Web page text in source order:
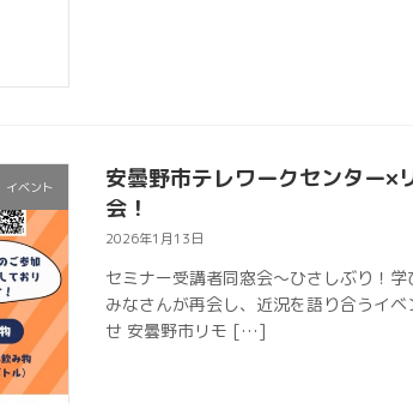
イベント
安曇野市テレワークセンター×
会！
2026年1月13日
セミナー受講者同窓会～ひさしぶり！
みなさんが再会し、近況を語り合うイ
せ 安曇野市リモ […]